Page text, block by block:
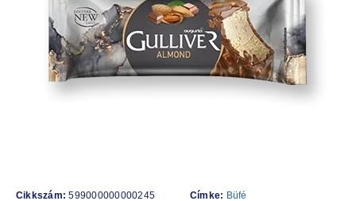
Cikkszám:599000000000245
Címke: Büfé